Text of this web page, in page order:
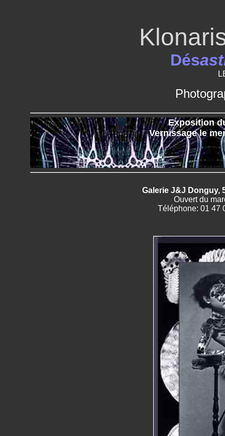
Dés
Exposition
Vernissage le
Galerie J&J Donguy,
Ouvert du
Téléphone: 01 47